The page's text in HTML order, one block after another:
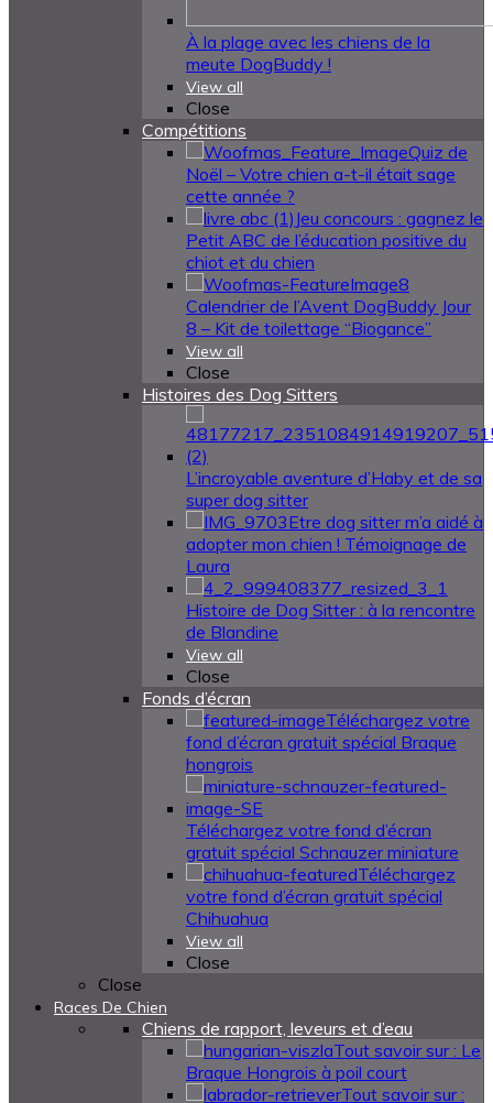
À la plage avec les chiens de la
meute DogBuddy !
View all
Close
Compétitions
Quiz de
Noël – Votre chien a-t-il était sage
cette année ?
Jeu concours : gagnez le
Petit ABC de l’éducation positive du
chiot et du chien
Calendrier de l’Avent DogBuddy Jour
8 – Kit de toilettage “Biogance”
View all
Close
Histoires des Dog Sitters
L’incroyable aventure d’Haby et de sa
super dog sitter
Etre dog sitter m’a aidé à
adopter mon chien ! Témoignage de
Laura
Histoire de Dog Sitter : à la rencontre
de Blandine
View all
Close
Fonds d’écran
Téléchargez votre
fond d’écran gratuit spécial Braque
hongrois
Téléchargez votre fond d’écran
gratuit spécial Schnauzer miniature
Téléchargez
votre fond d’écran gratuit spécial
Chihuahua
View all
Close
Close
Races De Chien
Chiens de rapport, leveurs et d’eau
Tout savoir sur : Le
Braque Hongrois à poil court
Tout savoir sur :